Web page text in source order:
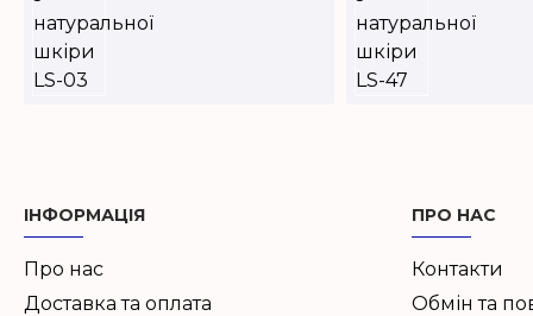
ІНФОРМАЦІЯ
Про нас
Доставка та оплата
ПРО НАС
Контакти
Обмін та